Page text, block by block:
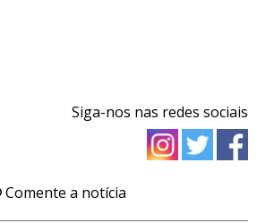
Siga-nos nas redes sociais
Comente a notícia